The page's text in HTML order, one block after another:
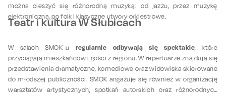
można cieszyć się różnorodną muzyką: od jazzu, przez muzykę
elektroniczną, po folk i klasyczne utwory orkiestrowe.
Teatr i kultura W Słubicach
W salach SMOK-u regularnie odbywają się spektakle, które
przyciągają mieszkańców i gości z regionu. W repertuarze znajdują się
przedstawienia dramatyczne, komediowe oraz widowiska skierowane
do młodszej publiczności. SMOK angażuje się również w organizację
warsztatów artystycznych, spotkań autorskich oraz różnorodnych